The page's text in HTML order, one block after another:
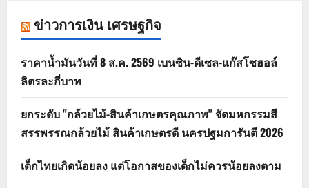
ข่าวการเงิน เศรษฐกิจ
ราคาน้ำมันวันที่ 8 ส.ค. 2569 เบนซิน-ดีเซล-แก๊สโซฮอล์
ลิตรละกี่บาท
ยกระดับ "กล้วยไม้-สินค้าเกษตรคุณภาพ" จัดมหกรรมสี
สรรพรรณกล้วยไม้ สินค้าเกษตรดี นครปฐมการันตี 2026
เด็กไทยเกิดน้อยลง แต่โอกาสของเด็กไม่ควรน้อยลงตาม